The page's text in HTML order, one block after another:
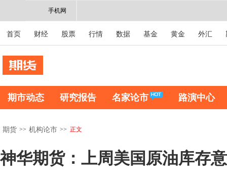
手机网
首页 财经 股票 行情 数据 基金 黄金 外汇
期市动态 研究报告 名家论市 路演中心
期货 >> 机构论市 >> 正文
神华期货：上周美国原油库存